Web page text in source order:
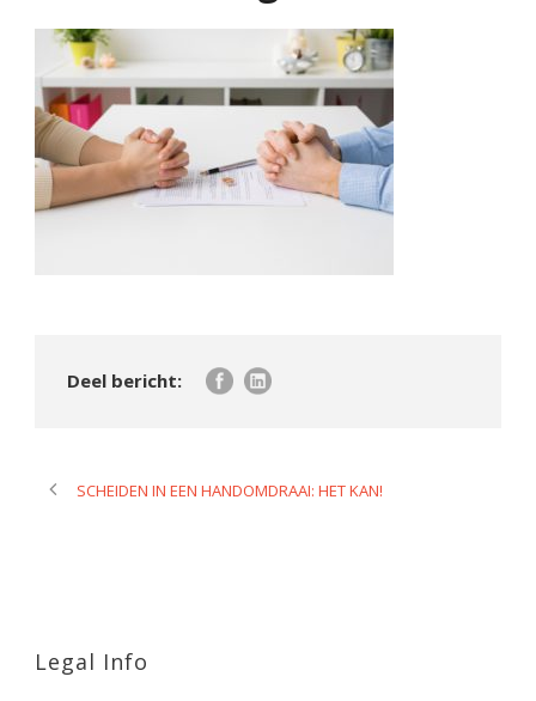
SCHEIDEN IN EEN HANDOMDRAAI: HET KAN!
Legal Info